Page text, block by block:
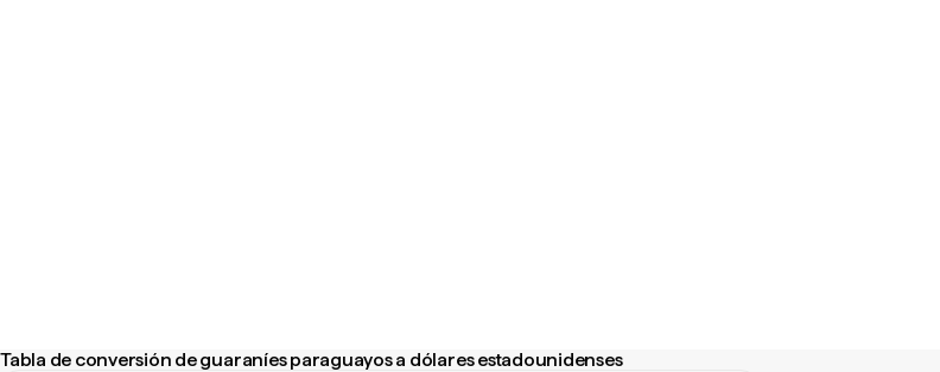
Tabla de conversión de guaraníes paraguayos a dólares estadounidenses